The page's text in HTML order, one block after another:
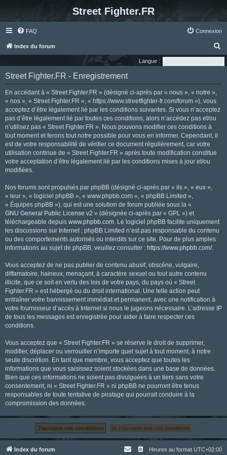
Street Fighter.FR
FAQ Connexion
Index du forum
e
Langue :
Street Fighter.FR - Enregistrement
En accédant à « Street Fighter.FR » (désigné ci-après par « nous », « notre »,
« nos », « Street Fighter.FR », « https://www.streetfighter-fr.com/forum »), vous
acceptez d’être légalement lié par les conditions suivantes. Si vous n’acceptez
pas d’être légalement lié par toutes ces conditions, alors n’accédez pas et/ou
n’utilisez pas « Street Fighter.FR ». Nous pouvons modifier ces conditions à
tout moment et ferons tout notre possible pour vous en informer. Cependant, il
est de votre responsabilité de vérifier ce document régulièrement, car votre
utilisation continue de « Street Fighter.FR » après toute modification constitue
votre acceptation d’être légalement lié par les conditions mises à jour et/ou
modifiées.
Nos forums sont propulsés par phpBB (désigné ci-après par « ils », « eux »,
« leur », « logiciel phpBB », « www.phpbb.com », « phpBB Limited »,
« Équipes phpBB »), qui est une solution de forum publiée sous la «
GNU General Public License v2 » (désignée ci-après par « GPL ») et
téléchargeable depuis www.phpbb.com. Le logiciel phpBB facilite uniquement
les discussions sur Internet ; phpBB Limited n’est pas responsable du contenu
ou des comportements autorisés ou interdits sur ce site. Pour de plus amples
informations au sujet de phpBB, veuillez consulter : https://www.phpbb.com/.
Vous acceptez de ne pas publier de contenu abusif, obscène, vulgaire,
diffamatoire, haineux, menaçant, à caractère sexuel ou tout autre contenu
illicite, que ce soit en vertu des lois de votre pays, du pays où « Street
Fighter.FR » est hébergé ou du droit international. Une telle action peut
entraîner votre bannissement immédiat et permanent, avec une notification à
votre fournisseur d’accès à Internet si nous le jugeons nécessaire. L’adresse IP
de tous les messages est enregistrée pour aider à faire respecter ces
conditions.
Vous acceptez que « Street Fighter.FR » se réserve le droit de supprimer,
modifier, déplacer ou verrouiller n’importe quel sujet à tout moment, à notre
seule discrétion. En tant que membre, vous acceptez que toutes les
informations que vous saisissez soient stockées dans une base de données.
Bien que ces informations ne soient pas divulguées à un tiers sans votre
consentement, ni « Street Fighter.FR » ni phpBB ne pourront être tenus
responsables de toute tentative de piratage qui pourrait conduire à la
compromission des données.
Index du forum Heures au format UTC+02:00